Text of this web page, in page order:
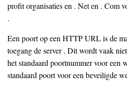
profit organisaties en . Net en . Com
.
Een poort op een HTTP URL is de
toegang de server . Dit wordt vaak
het standaard poortnummer voor een
standaard poort voor een beveiligde